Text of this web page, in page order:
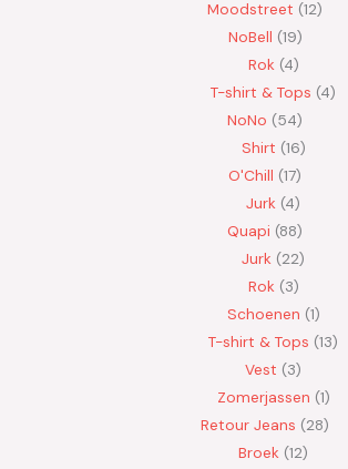
Moodstreet 12
NoBell 19
Rok 4
T-shirt & Tops 4
NoNo
54
Shirt 16
O'Chill 17
Jurk 4
Quapi 88
Jurk 22
Rok 3
Schoenen 1
T-shirt & Tops 13
Vest
3
Zomerjassen 1
Retour Jeans
28
Broek 12